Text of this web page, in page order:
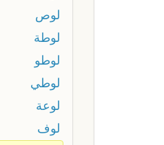
لوص
لوطة
لوطو
لوطي
لوعة
لوف